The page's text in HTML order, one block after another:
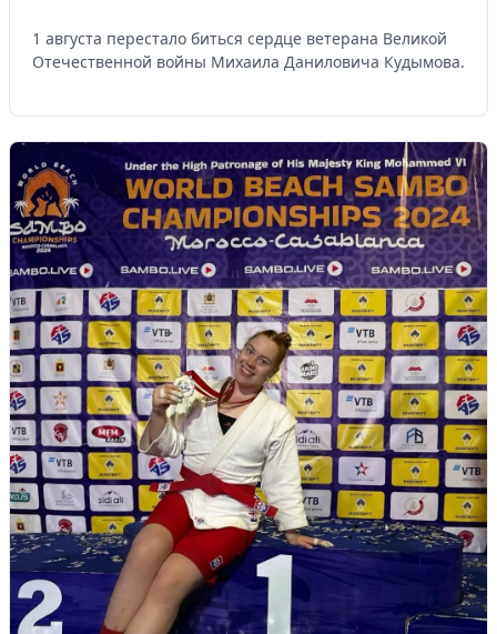
1 августа перестало биться сердце ветерана Великой
Отечественной войны Михаила Даниловича Кудымова.